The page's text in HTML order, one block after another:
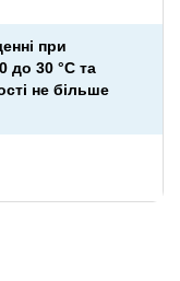
при
до 30 °С та
не більше